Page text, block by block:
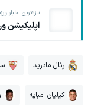
تازه‌ترین اخبار
اپلیکیشن
رئال مادرید
کیلیان امباپه